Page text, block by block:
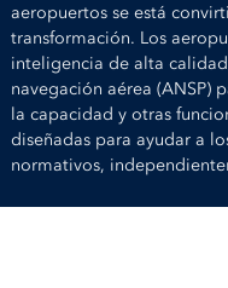
aeropuertos se está
transformación. Los
inteligencia de alta
navegación aérea (ANSP)
la capacidad y otras
diseñadas para ayudar a
normativos,